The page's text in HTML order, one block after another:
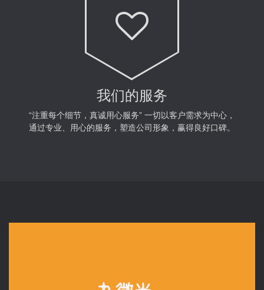
我们的服务
“注重每个细节，真诚用心服务” 一切以客户需求为中心，
通过专业、用心的服务，塑造公司形象，赢得良好口碑。